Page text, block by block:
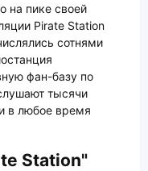
на пике своей
Pirate Station
сотнями
фан-базу по
тысячи
в любое время
Station"